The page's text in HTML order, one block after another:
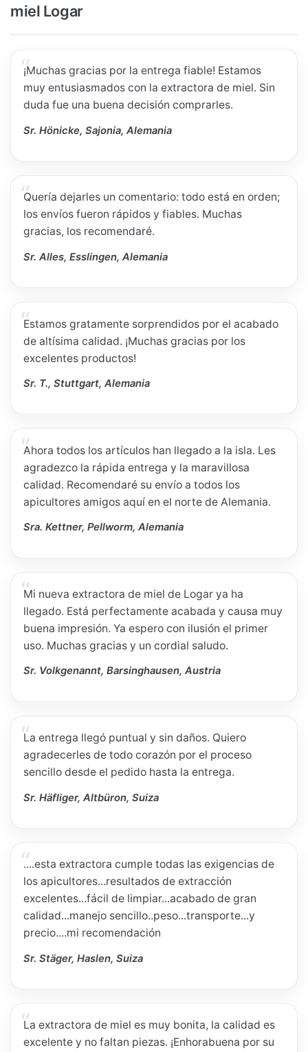
miel Logar
¡Muchas gracias por la entrega fiable! Estamos
muy entusiasmados con la extractora de miel. Sin
duda fue una buena decisión comprarles.
Sr. Hönicke, Sajonia, Alemania
Quería dejarles un comentario: todo está en orden;
los envíos fueron rápidos y fiables. Muchas
gracias, los recomendaré.
Sr. Alles, Esslingen, Alemania
Estamos gratamente sorprendidos por el acabado
de altísima calidad. ¡Muchas gracias por los
excelentes productos!
Sr. T., Stuttgart, Alemania
Ahora todos los artículos han llegado a la isla. Les
agradezco la rápida entrega y la maravillosa
calidad. Recomendaré su envío a todos los
apicultores amigos aquí en el norte de Alemania.
Sra. Kettner, Pellworm, Alemania
Mi nueva extractora de miel de Logar ya ha
llegado. Está perfectamente acabada y causa muy
buena impresión. Ya espero con ilusión el primer
uso. Muchas gracias y un cordial saludo.
Sr. Volkgenannt, Barsinghausen, Austria
La entrega llegó puntual y sin daños. Quiero
agradecerles de todo corazón por el proceso
sencillo desde el pedido hasta la entrega.
Sr. Häfliger, Altbüron, Suiza
....esta extractora cumple todas las exigencias de
los apicultores...resultados de extracción
excelentes...fácil de limpiar...acabado de gran
calidad...manejo sencillo..peso...transporte...y
precio....mi recomendación
Sr. Stäger, Haslen, Suiza
La extractora de miel es muy bonita, la calidad es
excelente y no faltan piezas. ¡Enhorabuena por su